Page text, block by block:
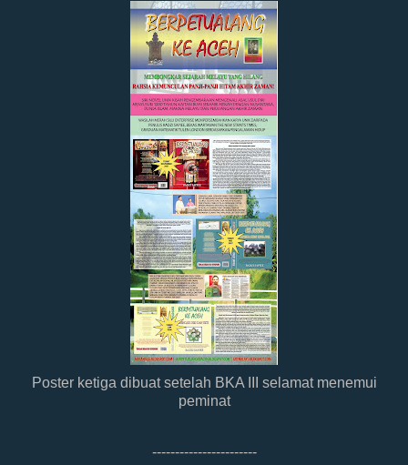
Poster ketiga dibuat setelah BKA III selamat menemui
peminat
-----------------------